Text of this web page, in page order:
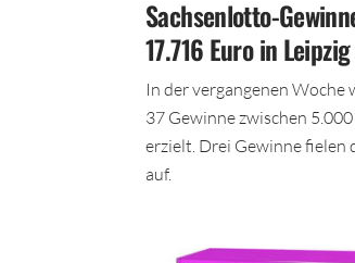
Sachsenlotto-
17.716 Euro in
In der vergangenen Woche
37 Gewinne zwischen
erzielt. Drei Gewinne fielen
auf.